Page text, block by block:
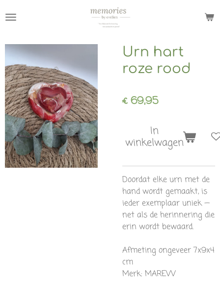
direct
de
hoofdinhoud
Urn hart
roze rood
€ 69,95
In
winkelwagen
Doordat elke urn met de
hand wordt gemaakt, is
ieder exemplaar uniek —
net als de herinnering die
erin wordt bewaard.
Afmeting ongeveer 7x9x4
cm
Merk: MAREVV